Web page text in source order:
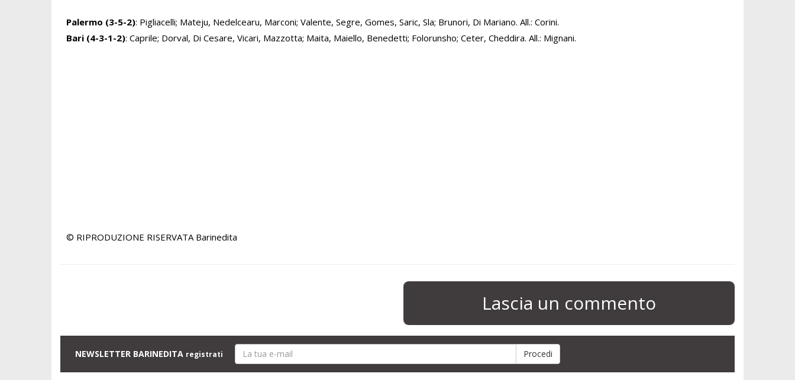
Palermo (3-5-2): Pigliacelli; Mateju, Nedelcearu, Marconi; Valente, Segre, Gomes, Saric, Sla; Brunori, Di Mariano. All.: Corini.
Bari (4-3-1-2): Caprile; Dorval, Di Cesare, Vicari, Mazzotta; Maita, Maiello, Benedetti; Folorunsho; Ceter, Cheddira. All.: Mignani.
© RIPRODUZIONE RISERVATA Barinedita
Lascia un commento
NEWSLETTER BARINEDITA registrati